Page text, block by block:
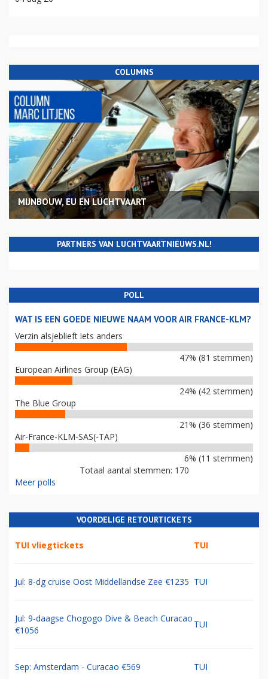
COLUMNS
MIJNBOUW, EU EN LUCHTVAART
PARTNERS VAN LUCHTVAARTNIEUWS.NL!
POLL
WAT IS EEN GOEDE NIEUWE NAAM VOOR AIR FRANCE-KLM?
Verzin alsjeblieft iets anders
47% (81 stemmen)
European Airlines Group (EAG)
24% (42 stemmen)
The Blue Group
21% (36 stemmen)
Air-France-KLM-SAS(-TAP)
6% (11 stemmen)
Totaal aantal stemmen: 170
Meer polls
VOORDELIGE RETOURTICKETS
TUI vliegtickets TUI
Jul: 8-dg cruise Oost Middellandse Zee €1235 TUI
Jul: 9-daagse Chogogo Dive & Beach Curacao
€1056
TUI
Sep: Amsterdam - Curacao €569 TUI